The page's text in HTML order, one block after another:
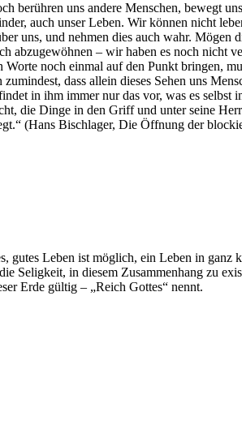
berühren uns andere Menschen, bewegt
auch unser Leben. Wir können nicht
uns, und nehmen dies auch wahr. Mögen
abzugewöhnen – wir haben es noch nicht
noch einmal auf den Punkt bringen,
dass allein dieses Sehen uns
in ihm immer nur das vor, was es selbst
die Dinge in den Griff und unter seine
(Hans Bischlager, Die Öffnung der
gutes Leben ist möglich, ein Leben in ganz
Seligkeit, in diesem Zusammenhang zu
Erde gültig – „Reich Gottes“ nennt.